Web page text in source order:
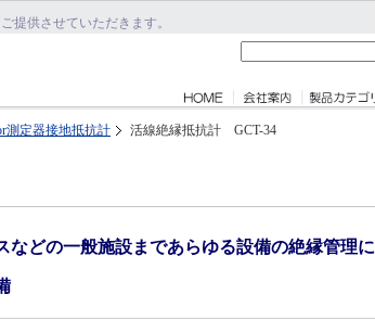
提供させていただきます。
測定器接地抵抗計 活線絶縁抵抗計 GCT-34
などの一般施設まであらゆる設備の絶縁管理に